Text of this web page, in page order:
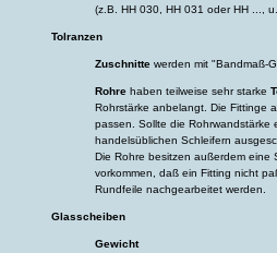
(z.B. HH 030, HH 031 oder HH ...,
Tolranzen
Zuschnitte werden mit "Bandmaß-
Rohre haben teilweise sehr starke
Rohrstärke anbelangt. Die Fittinge
passen. Sollte die Rohrwandstärke
handelsüblichen Schleifern
Die Rohre besitzen außerdem
vorkommen, daß ein Fitting nicht
Rundfeile nachgearbeitet werden.
Glasscheiben
Gewicht